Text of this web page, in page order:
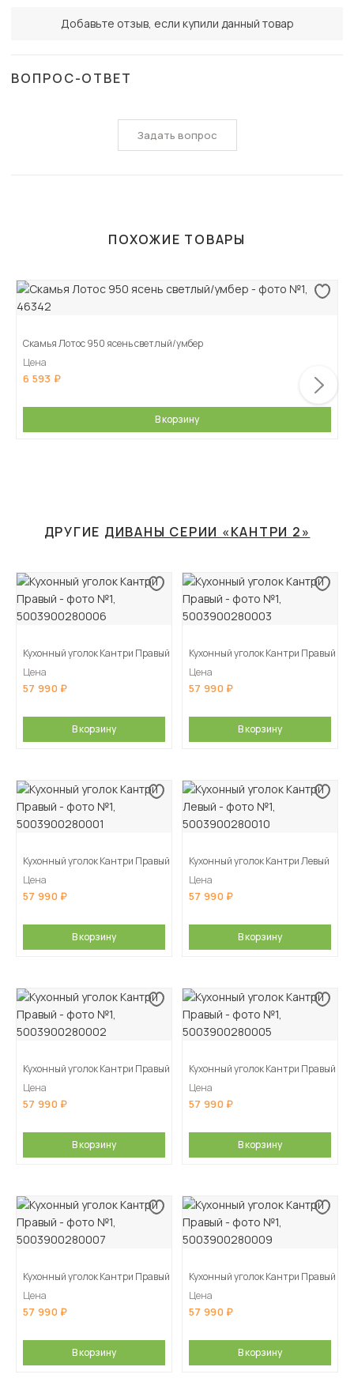
Добавьте отзыв, если купили данный товар
ВОПРОС-ОТВЕТ
Задать вопрос
ПОХОЖИЕ ТОВАРЫ
Скамья Лотос 950 ясень светлый/умбер
Цена
6 593
В корзину
ДРУГИЕ ДИВАНЫ СЕРИИ «КАНТРИ 2»
Кухонный уголок Кантри Правый
Цена
57 990
В корзину
Кухонный уголок Кантри Правый
Цена
57 990
В корзину
Кухонный уголок Кантри Правый
Цена
57 990
В корзину
Кухонный уголок Кантри Левый
Цена
57 990
В корзину
Кухонный уголок Кантри Правый
Цена
57 990
В корзину
Кухонный уголок Кантри Правый
Цена
57 990
В корзину
Кухонный уголок Кантри Правый
Цена
57 990
В корзину
Кухонный уголок Кантри Правый
Цена
57 990
В корзину